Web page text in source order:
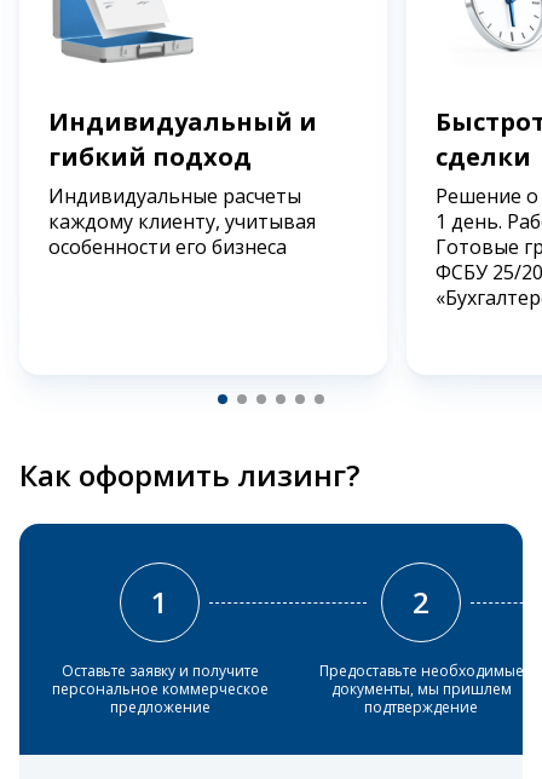
Индивидуальный и
гибкий подход
Индивидуальные расчеты
каждому клиенту, учитывая
особенности его бизнеса
сделки
Решение
1 день.
Готовые
ФСБУ 25/
Как оформить лизинг?
1
Оставьте заявку и получите
персональное коммерческое
предложение
2
Предоставьте необходимые
документы, мы пришлем
подтверждение